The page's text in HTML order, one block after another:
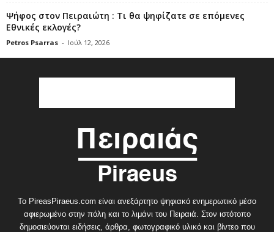
Ψήφος στον Πειραιώτη : Τι θα ψηφίζατε σε επόμενες
Εθνικές εκλογές?
Petros Psarras - Ιούλ 12, 2026
Το PireasPiraeus.com είναι ανεξάρτητο ψηφιακό ενημερωτικό μέσο
αφιερωμένο στην πόλη και το λιμάνι του Πειραιά. Στον ιστότοπο
δημοσιεύονται ειδήσεις, άρθρα, φωτογραφικό υλικό και βίντεο που